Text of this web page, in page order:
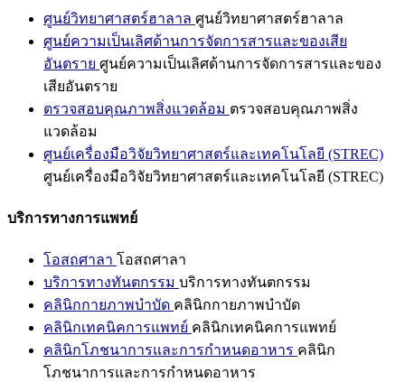
ศูนย์วิทยาศาสตร์ฮาลาล ศูนย์วิทยาศาสตร์ฮาลาล
ศูนย์ความเป็นเลิศด้านการจัดการสารและของเสีย
อันตราย ศูนย์ความเป็นเลิศด้านการจัดการสารและของ
เสียอันตราย
ตรวจสอบคุณภาพสิ่งแวดล้อม ตรวจสอบคุณภาพสิ่ง
แวดล้อม
ศูนย์เครื่องมือวิจัยวิทยาศาสตร์และเทคโนโลยี (STREC)
ศูนย์เครื่องมือวิจัยวิทยาศาสตร์และเทคโนโลยี (STREC)
บริการทางการแพทย์
โอสถศาลา โอสถศาลา
บริการทางทันตกรรม บริการทางทันตกรรม
คลินิกกายภาพบำบัด คลินิกกายภาพบำบัด
คลินิกเทคนิคการแพทย์ คลินิกเทคนิคการแพทย์
คลินิกโภชนาการและการกำหนดอาหาร คลินิก
โภชนาการและการกำหนดอาหาร